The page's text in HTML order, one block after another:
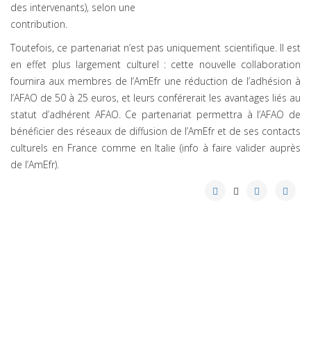
des intervenants), selon une
contribution.
Toutefois, ce partenariat n’est pas uniquement scientifique. Il est
en effet plus largement culturel : cette nouvelle collaboration
fournira aux membres de l’AmEfr une réduction de l’adhésion à
l’AFAO de 50 à 25 euros, et leurs conférerait les avantages liés au
statut d’adhérent AFAO. Ce partenariat permettra à l’AFAO de
bénéficier des réseaux de diffusion de l’AmEfr et de ses contacts
culturels en France comme en Italie (info à faire valider auprès
de l’AmEfr).